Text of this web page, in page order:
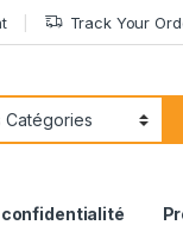
Track Your
confidentialité